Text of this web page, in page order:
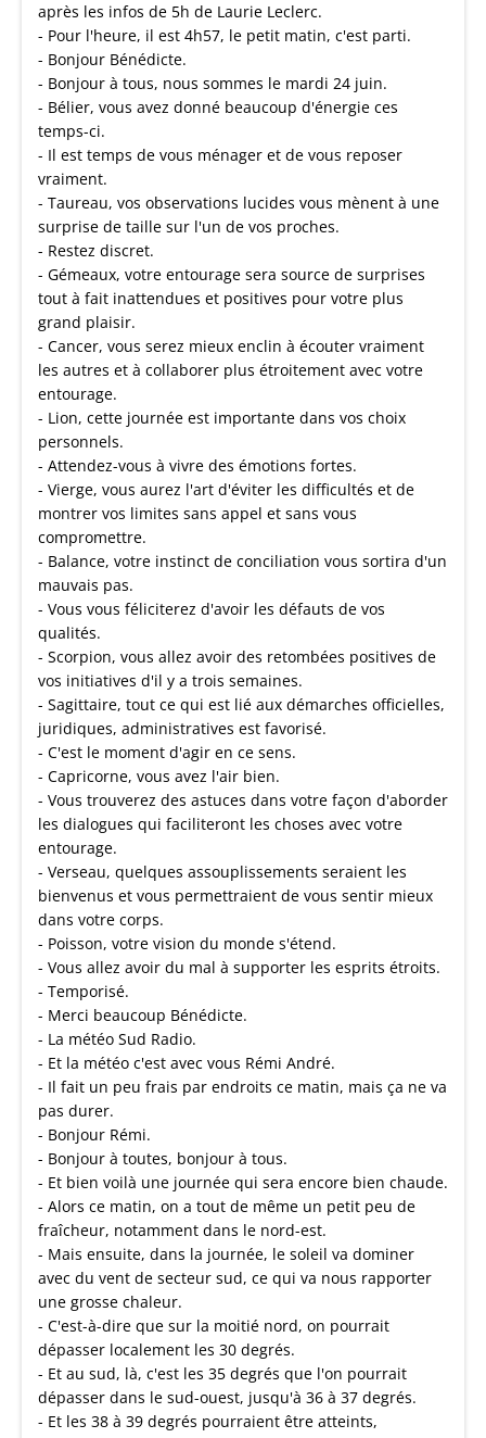
après les infos de 5h de Laurie Leclerc.
- Pour l'heure, il est 4h57, le petit matin, c'est parti.
- Bonjour Bénédicte.
- Bonjour à tous, nous sommes le mardi 24 juin.
- Bélier, vous avez donné beaucoup d'énergie ces
temps-ci.
- Il est temps de vous ménager et de vous reposer
vraiment.
- Taureau, vos observations lucides vous mènent à une
surprise de taille sur l'un de vos proches.
- Restez discret.
- Gémeaux, votre entourage sera source de surprises
tout à fait inattendues et positives pour votre plus
grand plaisir.
- Cancer, vous serez mieux enclin à écouter vraiment
les autres et à collaborer plus étroitement avec votre
entourage.
- Lion, cette journée est importante dans vos choix
personnels.
- Attendez-vous à vivre des émotions fortes.
- Vierge, vous aurez l'art d'éviter les difficultés et de
montrer vos limites sans appel et sans vous
compromettre.
- Balance, votre instinct de conciliation vous sortira d'un
mauvais pas.
- Vous vous féliciterez d'avoir les défauts de vos
qualités.
- Scorpion, vous allez avoir des retombées positives de
vos initiatives d'il y a trois semaines.
- Sagittaire, tout ce qui est lié aux démarches officielles,
juridiques, administratives est favorisé.
- C'est le moment d'agir en ce sens.
- Capricorne, vous avez l'air bien.
- Vous trouverez des astuces dans votre façon d'aborder
les dialogues qui faciliteront les choses avec votre
entourage.
- Verseau, quelques assouplissements seraient les
bienvenus et vous permettraient de vous sentir mieux
dans votre corps.
- Poisson, votre vision du monde s'étend.
- Vous allez avoir du mal à supporter les esprits étroits.
- Temporisé.
- Merci beaucoup Bénédicte.
- La météo Sud Radio.
- Et la météo c'est avec vous Rémi André.
- Il fait un peu frais par endroits ce matin, mais ça ne va
pas durer.
- Bonjour Rémi.
- Bonjour à toutes, bonjour à tous.
- Et bien voilà une journée qui sera encore bien chaude.
- Alors ce matin, on a tout de même un petit peu de
fraîcheur, notamment dans le nord-est.
- Mais ensuite, dans la journée, le soleil va dominer
avec du vent de secteur sud, ce qui va nous rapporter
une grosse chaleur.
- C'est-à-dire que sur la moitié nord, on pourrait
dépasser localement les 30 degrés.
- Et au sud, là, c'est les 35 degrés que l'on pourrait
dépasser dans le sud-ouest, jusqu'à 36 à 37 degrés.
- Et les 38 à 39 degrés pourraient être atteints,